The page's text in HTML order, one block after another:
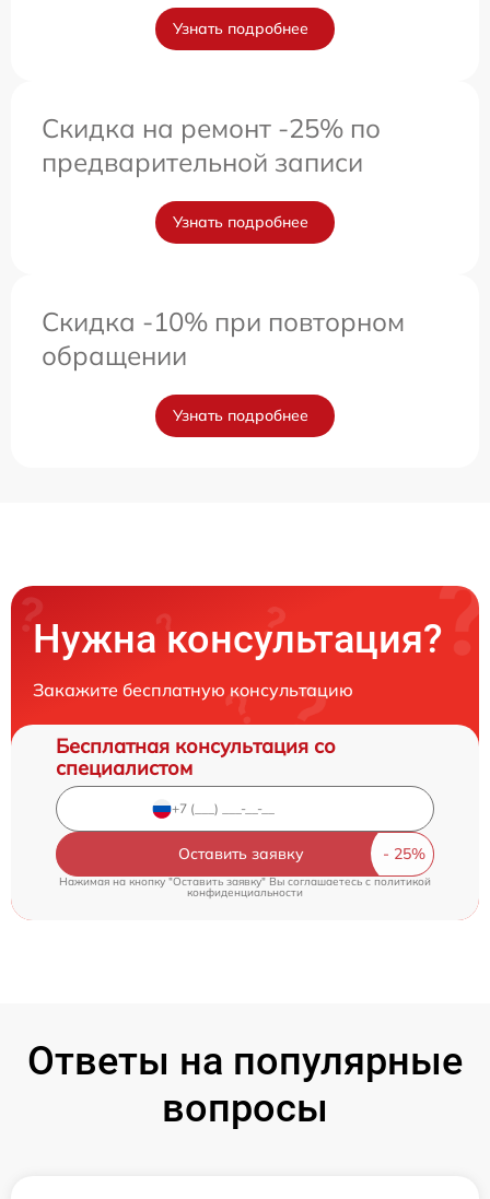
Узнать подробнее
Скидка на ремонт -25% по
предварительной записи
Узнать подробнее
Скидка -10% при повторном
обращении
Узнать подробнее
Нужна консультация?
Закажите бесплатную консультацию
Бесплатная консультация со
специалистом
Оставить заявку
Нажимая на кнопку "Оставить заявку" Вы соглашаетесь cполитикой
конфиденциальности
Ответы на популярные
вопросы